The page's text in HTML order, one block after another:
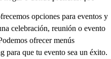
opciones para eventos y
celebración, reunión o evento
ofrecer menús
para que tu evento sea un éxito.